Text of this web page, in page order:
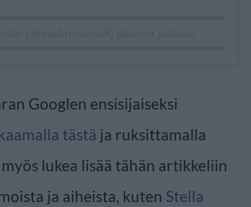
Googlen ensisijaiseksi
tästä ja ruksittamalla
lukea lisää tähän artikkeliin
ja aiheista, kuten Stella